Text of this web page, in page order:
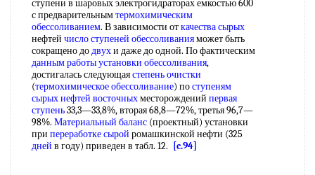
ступени в шаровых электрогидраторах емкостью 600
с предварительнымтермохимическим
обессоливанием. В зависимости откачества сырых
нефтей число ступеней обессоливанияможет быть
сокращено додвухи даже до одной. По фактическим
данным работыустановки обессоливания,
достигалась следующаястепень очистки
(термохимическое обессоливание) поступеням
сырыхнефтей восточныхместорождений первая
ступень33,3—33,8%, вторая 68,8—72%, третья 96,7—
98%. Материальный баланс (проектный) установки
при переработке сырой ромашкинской нефти (325
дней в году) приведен в табл. 12. [c.94]